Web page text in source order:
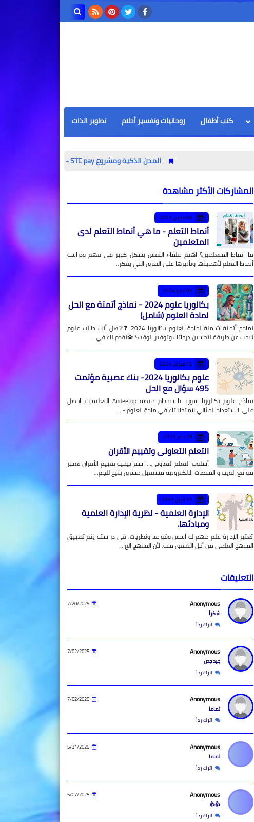
كتب أطفال روحانيات وتفسير أحلام تطوير الذات
المدن الذكية ومشروع STC pay - هل تساهم التكنولوجيا والعولمة في زيادة فرص عدم المساواة؟
المشاركات الأكثر مشاهدة
05 مارس 2023
أنماط التعلم - ما هي أنماط التعلم لدى
المتعلمين
ما انماط المتعلمين؟ اهتم علماء النفس بشكل كبير في فهم ودراسة
أنماط التعلم لأهميتها وتأثيرها على الطرق التي يفكر…
05 مايو 2024
بكالوريا علوم 2024 - نماذج أتمتة مع الحل
لمادة العلوم (شامل)
نماذج أتمتة شاملة لمادة العلوم بكالوريا 2024 ❓❔هل أنت طالب علوم
تبحث عن طريقة لتحسين درجاتك وتوفير الوقت؟ 🔱نقدم لك في…
15 فبراير 2024
علوم بكالوريا 2024- بنك عصبية مؤتمت
495 سؤال مع الحل
نماذج علوم بكالوريا سوريا باستخدام منصة Andeetop التعليمية. احصل
على الاستعداد المثالي لامتحاناتك في مادة العلوم - …
18 يناير 2023
التعلم التعاوني وتقييم الأقران
أسلوب التعلم التعاوني... استراتيجية تقييم الأقران تعتبر
مواقع الويب و المنصات الالكترونية مستقبل مشرق يتيح للجم…
22 أبريل 2023
الإدارة العلمية - نظرية الإدارة العلمية
ومبادئها.
تعتبر الإدارة علم مهم له أسس وقواعد ونظريات. في دراسته يتم تطبيق
المنهج العلمي من أجل التحقق منه. لأن المنهج الع…
التعليقات
Anonymous
7/20/2025
شكراً
اترك رداً
Anonymous
7/02/2025
جيد جدن
اترك رداً
Anonymous
7/02/2025
تماما
اترك رداً
Anonymous
5/31/2025
تماما
اترك رداً
Anonymous
5/07/2025
👍👍
اترك رداً